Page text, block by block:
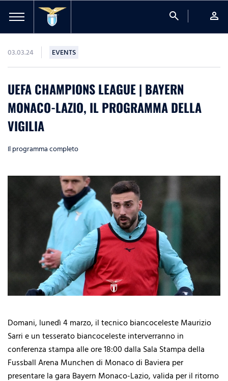
search person
03.03.24 EVENTS
UEFA CHAMPIONS LEAGUE | BAYERN
MONACO-LAZIO, IL PROGRAMMA DELLA
VIGILIA
Il programma completo
Domani, lunedì 4 marzo, il tecnico biancoceleste Maurizio
Sarri e un tesserato biancoceleste interverranno in
conferenza stampa alle ore 18:00 dalla Sala Stampa della
Fussball Arena Munchen di Monaco di Baviera per
presentare la gara Bayern Monaco-Lazio, valida per il ritorno